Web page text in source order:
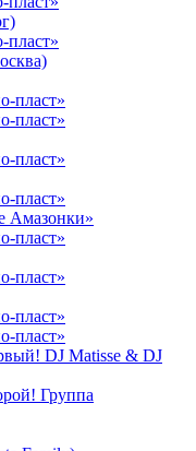
пласт»
пласт»
пласт»
пласт»
пласт»
Амазонки»
пласт»
пласт»
пласт»
пласт»
DJ Matisse & DJ
Группа